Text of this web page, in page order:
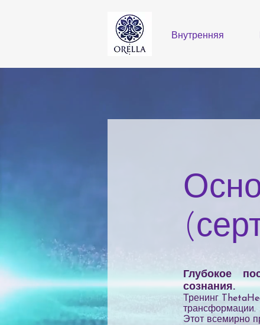
Внутренняя
Глубокое
сознания.
Тренинг
трансформации.
Этот всемирно